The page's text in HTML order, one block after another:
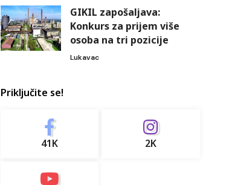
GIKIL zapošaljava:
Konkurs za prijem više
osoba na tri pozicije
Lukavac
Priključite se!
41K 2K